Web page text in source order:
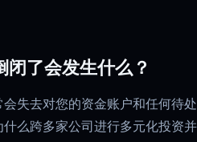
了会发生什么？
失去对您的资金账户和任何待
么跨多家公司进行多元化投资